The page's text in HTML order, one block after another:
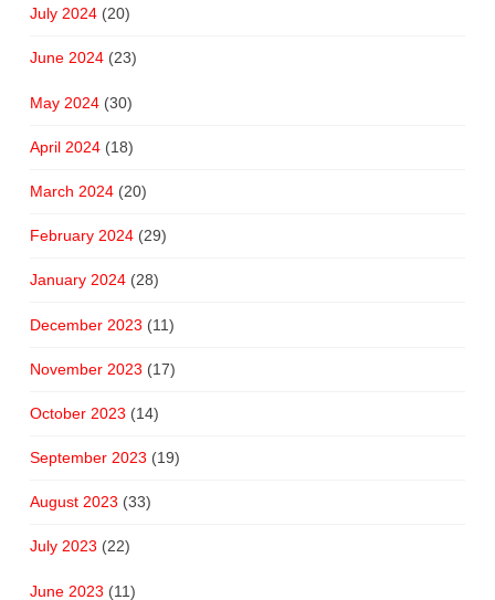
July 2024(20)
June 2024(23)
May 2024(30)
April 2024(18)
March 2024(20)
February 2024(29)
January 2024(28)
December 2023 (11)
November 2023 (17)
October 2023 (14)
September 2023 (19)
August 2023 (33)
July 2023 (22)
June 2023 (11)